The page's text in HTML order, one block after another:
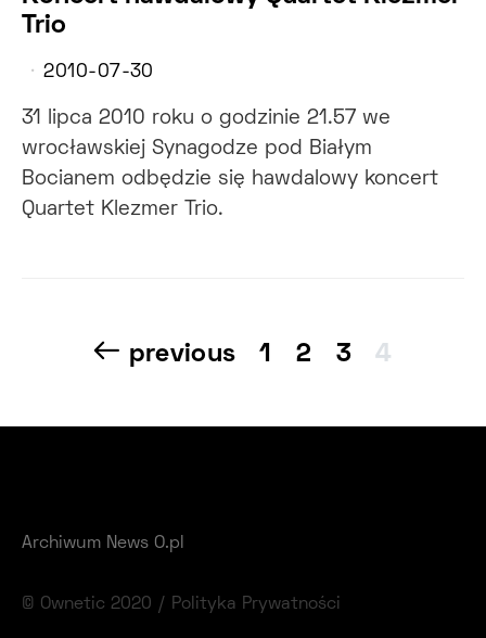
Trio
2010-07-30
31 lipca 2010 roku o godzinie 21.57 we
wrocławskiej Synagodze pod Białym
Bocianem odbędzie się hawdalowy koncert
Quartet Klezmer Trio.
Nawigacja
previous 1 2 3 4
Archiwum News O.pl
© Ownetic 2020 / Polityka Prywatności